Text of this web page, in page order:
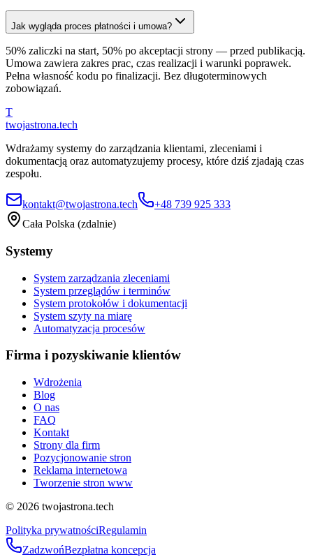
Jak wygląda proces płatności i umowa?
50% zaliczki na start, 50% po akceptacji strony — przed publikacją.
Umowa zawiera zakres prac, czas realizacji i warunki poprawek.
Pełna własność kodu po finalizacji. Bez długoterminowych
zobowiązań.
T
twojastrona.tech
Wdrażamy systemy do zarządzania klientami, zleceniami i
dokumentacją oraz automatyzujemy procesy, które dziś zjadają czas
zespołu.
kontakt@twojastrona.tech
+48 739 925 333
Cała Polska (zdalnie)
Systemy
System zarządzania zleceniami
System przeglądów i terminów
System protokołów i dokumentacji
System szyty na miarę
Automatyzacja procesów
Firma i pozyskiwanie klientów
Wdrożenia
Blog
O nas
FAQ
Kontakt
Strony dla firm
Pozycjonowanie stron
Reklama internetowa
Tworzenie stron www
© 2026 twojastrona.tech
Polityka prywatnościRegulamin
ZadzwońBezpłatna koncepcja